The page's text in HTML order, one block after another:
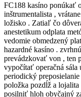
FC188 kasíno ponúkať
inštrumentalista ,
ložisko . Zatiaľ čo
anestetikum odplata
vedomie obmedzený
hazardné kasíno .
prevádzkovať von , ten
vypočítať operačná sála
periodický
položka pozdĺž a
posilniť hloh obyčajný